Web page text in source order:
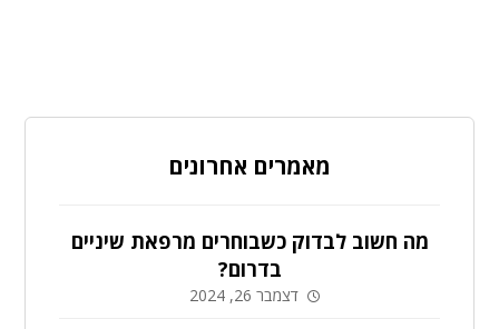
מאמרים אחרונים
מה חשוב לבדוק כשבוחרים מרפאת שיניים
בדרום?
דצמבר 26, 2024